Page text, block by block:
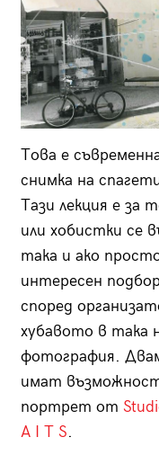
Това е
снимка на
Тази лекция е за
или хобистки се
така и ако
интересен
според
хубавото в така
фотография.
имат
портрет от
A I T S.